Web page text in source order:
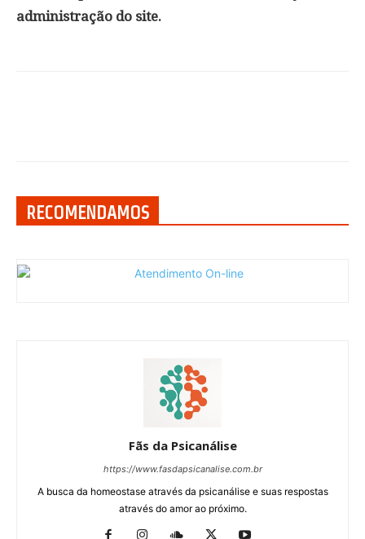
administração do site.
RECOMENDAMOS
Fãs da Psicanálise
https://www.fasdapsicanalise.com.br
A busca da homeostase através da psicanálise e suas respostas
através do amor ao próximo.